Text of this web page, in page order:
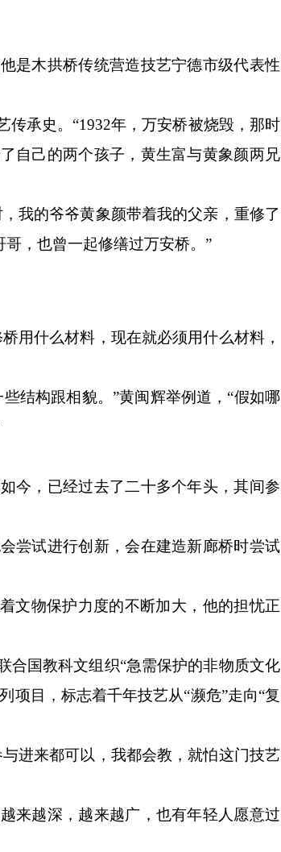
木拱桥传统营造技艺宁德市级代表性
承史。“1932年，万安桥被烧毁，那时
自己的两个孩子，黄生富与黄象颜两兄
我的爷爷黄象颜带着我的父亲，重修了
，也曾一起修缮过万安桥。”
什么材料，现在就必须用什么材料，
结构跟相貌。”黄闽辉举例道，“假如哪
，已经过去了二十多个年头，其间参
试进行创新，会在建造新廊桥时尝试
物保护力度的不断加大，他的担忧正
国教科文组织“急需保护的非物质文化
项目，标志着千年技艺从“濒危”走向“复
进来都可以，我都会教，就怕这门技艺
越深，越来越广，也有年轻人愿意过